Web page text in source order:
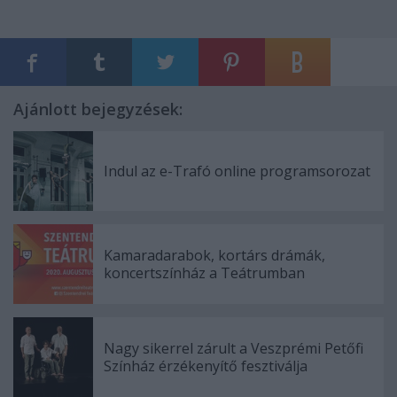
Ajánlott bejegyzések:
Indul az e-Trafó online programsorozat
Kamaradarabok, kortárs drámák,
koncertszínház a Teátrumban
Nagy sikerrel zárult a Veszprémi Petőfi
Színház érzékenyítő fesztiválja